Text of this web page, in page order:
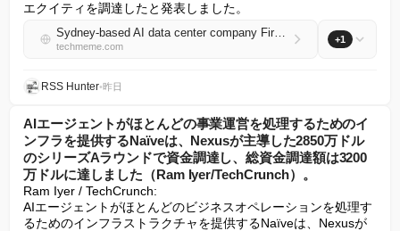
エクイティを調達したと発表しました。
Sydney-based AI data center company Firmus raised $2B in funding from Coatue, Nvidia, and others at a $10.5B post-money valuation, up from $5.5B in April (Nichiket Sunil/Reuters)
techmeme.com
+1
RSS Hunter•昨日
AIエージェントがほとんどの事業運営を処理するためのイ
ンフラを提供するNaïveは、Nexusが主導した2850万ドル
のシリーズAラウンドで資金調達し、総資金調達額は3200
万ドルに達しました（Ram Iyer/TechCrunch）。
Ram Iyer / TechCrunch:
AIエージェントがほとんどのビジネスオペレーションを処理す
るためのインフラストラクチャを提供するNaïveは、Nexusが